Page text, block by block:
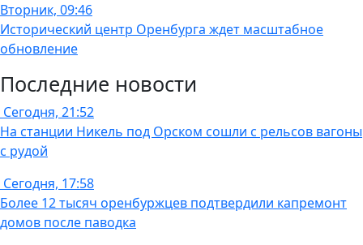
Вторник, 09:46
Исторический центр Оренбурга ждет масштабное
обновление
Последние новости
Сегодня, 21:52
На станции Никель под Орском сошли с рельсов вагоны
с рудой
Сегодня, 17:58
Более 12 тысяч оренбуржцев подтвердили капремонт
домов после паводка